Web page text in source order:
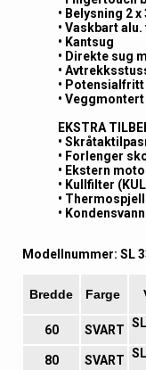
• Belysning 2 x
• Vaskbart
• Kantsug
• Direkte sug
•
•
• Veggmontert
EKSTRA
•
• Forlenger
• Ekstern
• Kullfilter
•
•
Modellnummer: SL
Bredde Farge
60 SVART
80 SVART